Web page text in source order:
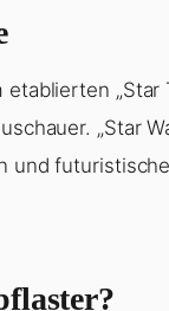
„Star
„Star
und